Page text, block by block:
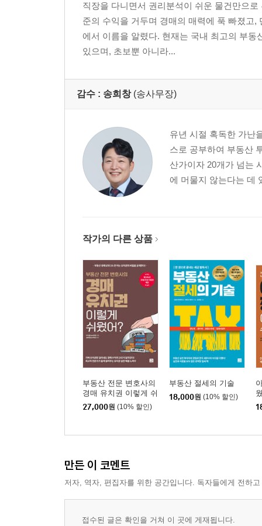
직장을 다니면서 권리분석이 쉬운 물건만으
준의 수익을 거두며 경매의 매력에 푹 빠졌고
에서 이름을 알렸다. 현재는 국내 최고의 부동
있으며, 초보뿐 아니라...
감수 : 송희창 (송사무장)
유년 시절 혹독한 가난
스로 공부하여 부동산
산가이자 20개가 넘는
에 머물지 않는다는 데
작가의 다른 상품
부동산 전문 변호사의
경매 유치권 이렇게 쉬
웠어?
27,000원 (10% 할인)
부동산 절세의 기술
18,000원 (10% 할인)
만든 이 코멘트
저자, 역자, 편집자를 위한 공간입니다. 독자들에게 전하
접수된 글은 확인을 거쳐 이 곳에 게재됩니다.